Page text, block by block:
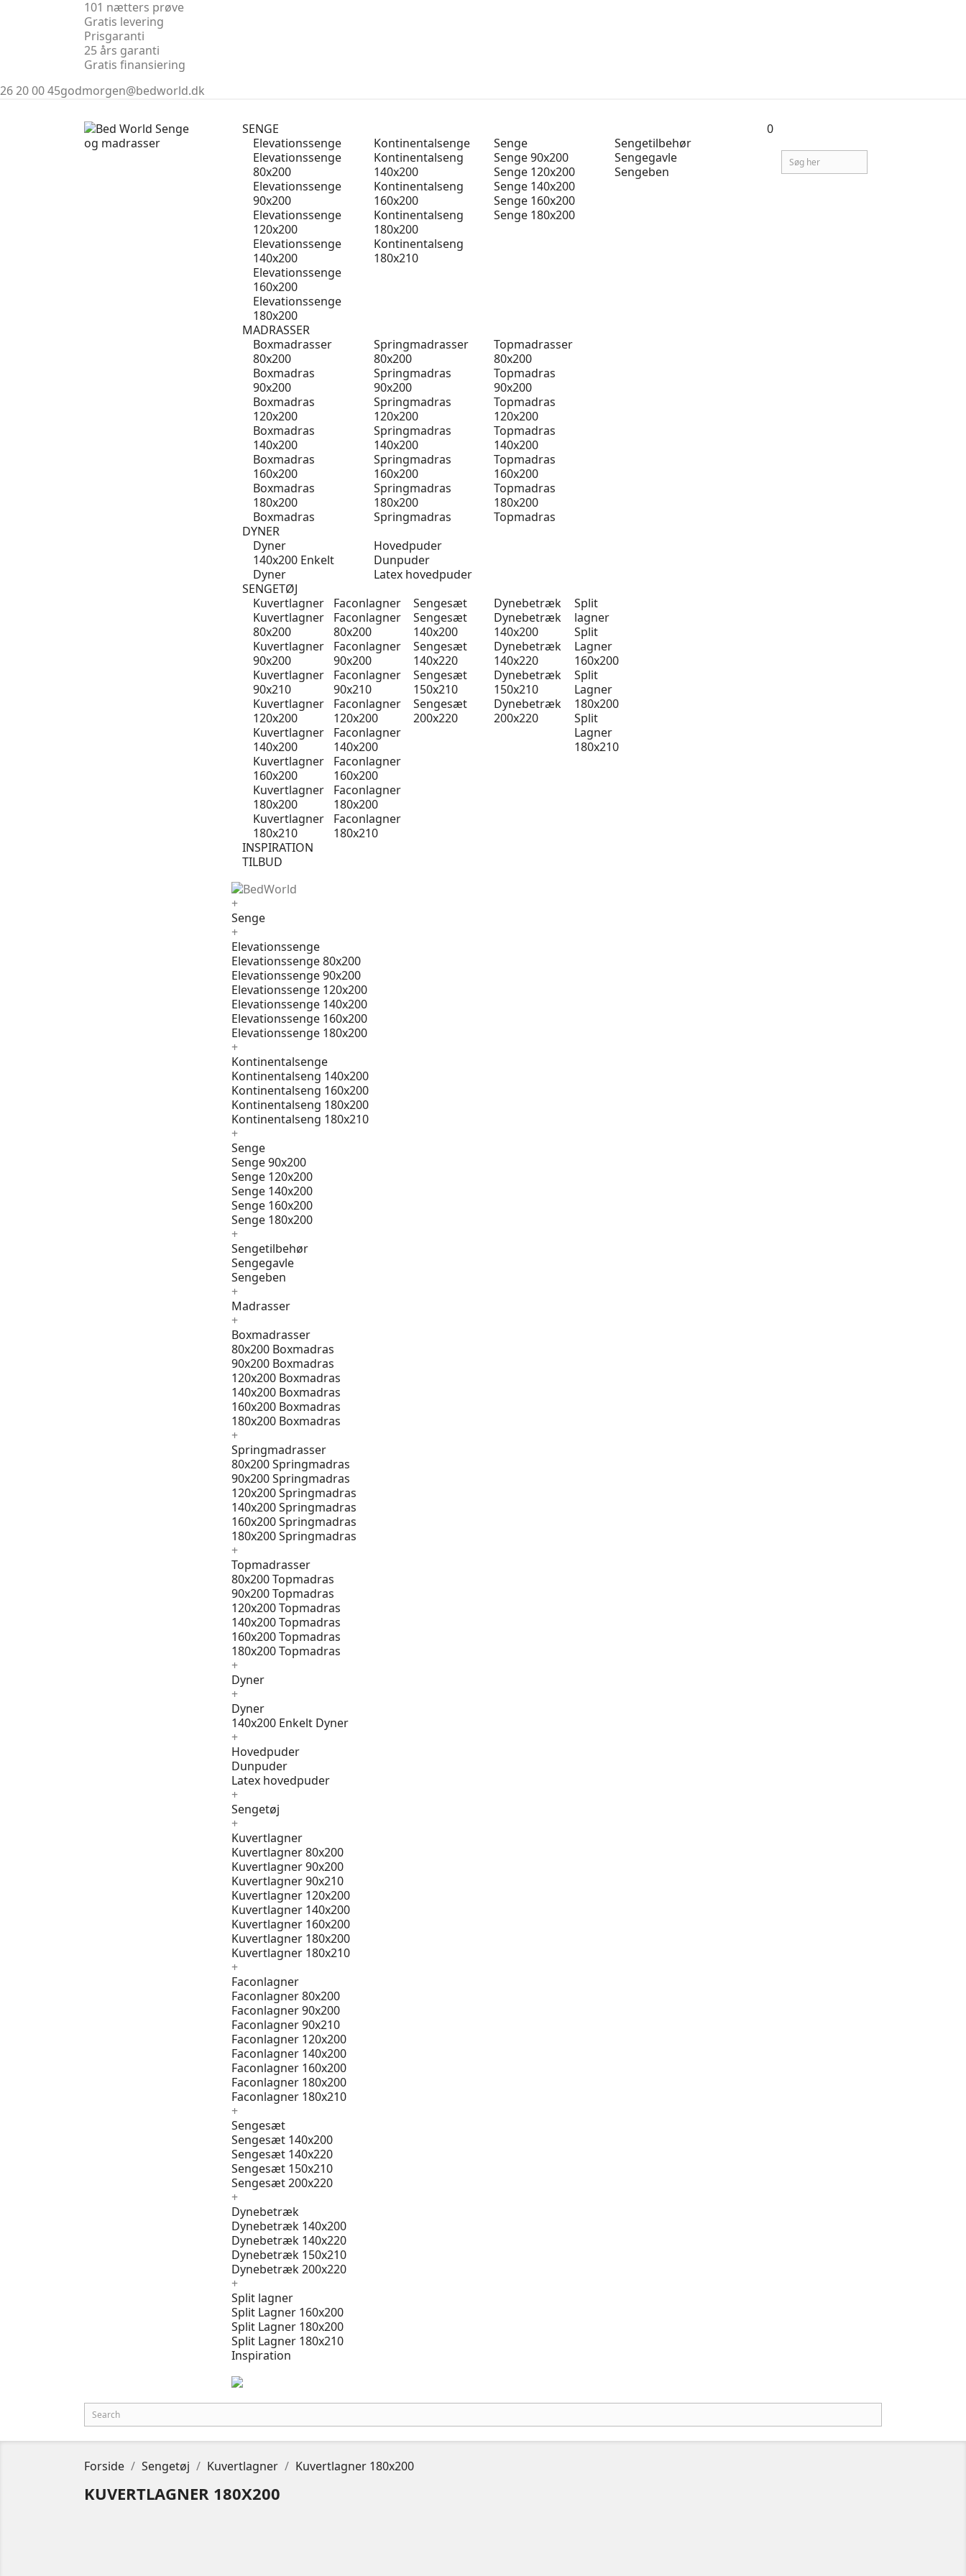
101 nætters prøve
Gratis levering
Prisgaranti
25 års garanti
Gratis finansiering
26 20 00 45godmorgen@bedworld.dk
SENGE
Elevationssenge
Elevationssenge
80x200
Elevationssenge
90x200
Elevationssenge
120x200
Elevationssenge
140x200
Elevationssenge
160x200
Elevationssenge
180x200
Kontinentalsenge
Kontinentalseng
140x200
Kontinentalseng
160x200
Kontinentalseng
180x200
Kontinentalseng
180x210
Senge
Senge 90x200
Senge 120x200
Senge 140x200
Senge 160x200
Senge 180x200
Sengetilbehør
Sengegavle
Sengeben
MADRASSER
Boxmadrasser
80x200
Boxmadras
90x200
Boxmadras
120x200
Boxmadras
140x200
Boxmadras
160x200
Boxmadras
180x200
Boxmadras
Springmadrasser
80x200
Springmadras
90x200
Springmadras
120x200
Springmadras
140x200
Springmadras
160x200
Springmadras
180x200
Springmadras
Topmadrasser
80x200
Topmadras
90x200
Topmadras
120x200
Topmadras
140x200
Topmadras
160x200
Topmadras
180x200
Topmadras
DYNER
Dyner
140x200 Enkelt
Dyner
Hovedpuder
Dunpuder
Latex hovedpuder
SENGETØJ
Kuvertlagner
Kuvertlagner
80x200
Kuvertlagner
90x200
Kuvertlagner
90x210
Kuvertlagner
120x200
Kuvertlagner
140x200
Kuvertlagner
160x200
Kuvertlagner
180x200
Kuvertlagner
180x210
Faconlagner
Faconlagner
80x200
Faconlagner
90x200
Faconlagner
90x210
Faconlagner
120x200
Faconlagner
140x200
Faconlagner
160x200
Faconlagner
180x200
Faconlagner
180x210
Sengesæt
Sengesæt
140x200
Sengesæt
140x220
Sengesæt
150x210
Sengesæt
200x220
Dynebetræk
Dynebetræk
140x200
Dynebetræk
140x220
Dynebetræk
150x210
Dynebetræk
200x220
Split
lagner
Split
Lagner
160x200
Split
Lagner
180x200
Split
Lagner
180x210
INSPIRATION
TILBUD
+
Senge
+
Elevationssenge
Elevationssenge 80x200
Elevationssenge 90x200
Elevationssenge 120x200
Elevationssenge 140x200
Elevationssenge 160x200
Elevationssenge 180x200
+
Kontinentalsenge
Kontinentalseng 140x200
Kontinentalseng 160x200
Kontinentalseng 180x200
Kontinentalseng 180x210
+
Senge
Senge 90x200
Senge 120x200
Senge 140x200
Senge 160x200
Senge 180x200
+
Sengetilbehør
Sengegavle
Sengeben
+
Madrasser
+
Boxmadrasser
80x200 Boxmadras
90x200 Boxmadras
120x200 Boxmadras
140x200 Boxmadras
160x200 Boxmadras
180x200 Boxmadras
+
Springmadrasser
80x200 Springmadras
90x200 Springmadras
120x200 Springmadras
140x200 Springmadras
160x200 Springmadras
180x200 Springmadras
+
Topmadrasser
80x200 Topmadras
90x200 Topmadras
120x200 Topmadras
140x200 Topmadras
160x200 Topmadras
180x200 Topmadras
+
Dyner
+
Dyner
140x200 Enkelt Dyner
+
Hovedpuder
Dunpuder
Latex hovedpuder
+
Sengetøj
+
Kuvertlagner
Kuvertlagner 80x200
Kuvertlagner 90x200
Kuvertlagner 90x210
Kuvertlagner 120x200
Kuvertlagner 140x200
Kuvertlagner 160x200
Kuvertlagner 180x200
Kuvertlagner 180x210
+
Faconlagner
Faconlagner 80x200
Faconlagner 90x200
Faconlagner 90x210
Faconlagner 120x200
Faconlagner 140x200
Faconlagner 160x200
Faconlagner 180x200
Faconlagner 180x210
+
Sengesæt
Sengesæt 140x200
Sengesæt 140x220
Sengesæt 150x210
Sengesæt 200x220
+
Dynebetræk
Dynebetræk 140x200
Dynebetræk 140x220
Dynebetræk 150x210
Dynebetræk 200x220
+
Split lagner
Split Lagner 160x200
Split Lagner 180x200
Split Lagner 180x210
Inspiration
0
Forside Sengetøj Kuvertlagner Kuvertlagner 180x200
KUVERTLAGNER 180X200